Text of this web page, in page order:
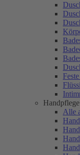
Handpflege
Alle